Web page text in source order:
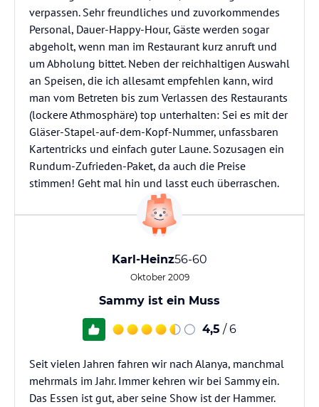
verpassen. Sehr freundliches und zuvorkommendes
Personal, Dauer-Happy-Hour, Gäste werden sogar
abgeholt, wenn man im Restaurant kurz anruft und
um Abholung bittet. Neben der reichhaltigen Auswahl
an Speisen, die ich allesamt empfehlen kann, wird
man vom Betreten bis zum Verlassen des Restaurants
(lockere Athmosphäre) top unterhalten: Sei es mit der
Gläser-Stapel-auf-dem-Kopf-Nummer, unfassbaren
Kartentricks und einfach guter Laune. Sozusagen ein
Rundum-Zufrieden-Paket, da auch die Preise
stimmen! Geht mal hin und lasst euch überraschen.
Karl-Heinz56-60
Oktober 2009
Sammy ist ein Muss
4,5 / 6
Seit vielen Jahren fahren wir nach Alanya, manchmal
mehrmals im Jahr. Immer kehren wir bei Sammy ein.
Das Essen ist gut, aber seine Show ist der Hammer.